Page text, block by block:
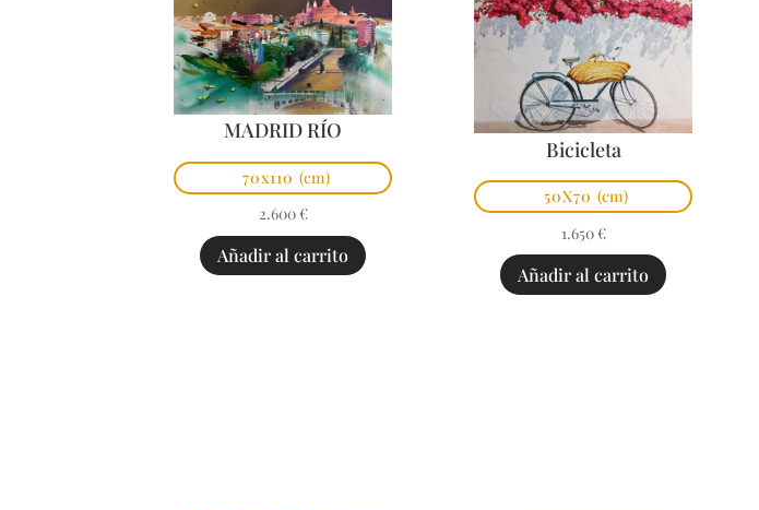
MADRID RÍO
70x110 (cm)
2.600 €
Añadir al carrito
Bicicleta
50X70 (cm)
1.650 €
Añadir al carrito